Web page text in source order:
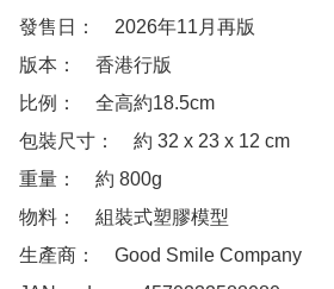
發售日：　2026年11月再版
版本：　香港行版
比例：　全高約18.5cm
包裝尺寸：　約 32 x 23 x 12 cm
重量：　約 800g
物料：　組裝式塑膠模型
生產商：　Good Smile Company